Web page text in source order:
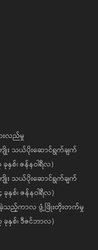
းလည်မှု
ျိုး သယ်ပိုးဆောင်ရွက်ချက်
နှစ်၊ ဇန်နဝါရီလ)
ျိုး သယ်ပိုးဆောင်ရွက်ချက်
နှစ်၊ ဇန်နဝါရီလ)
ခဲ့သည့်ကာလ ဖွံ့ဖြိုးတိုးတက်မှု
ခုနှစ်၊ ဒီဇင်ဘာလ)